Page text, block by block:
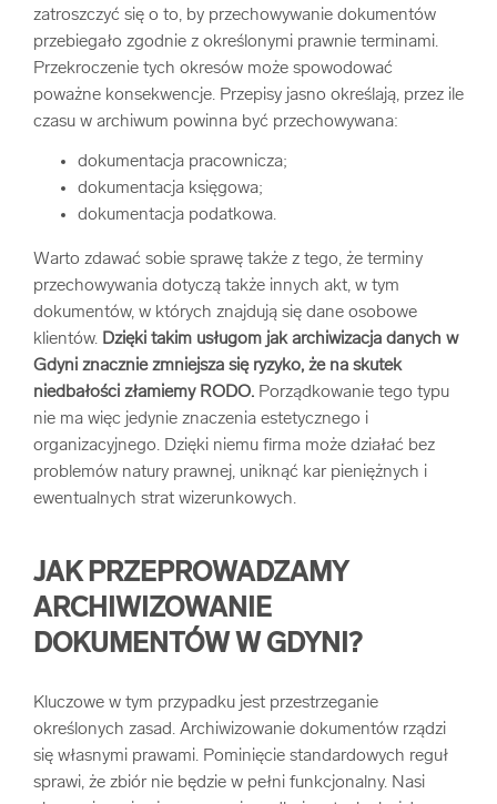
zatroszczyć się o to, by przechowywanie dokumentów
przebiegało zgodnie z określonymi prawnie terminami.
Przekroczenie tych okresów może spowodować
poważne konsekwencje. Przepisy jasno określają, przez ile
czasu w archiwum powinna być przechowywana:
dokumentacja pracownicza;
dokumentacja księgowa;
dokumentacja podatkowa.
Warto zdawać sobie sprawę także z tego, że terminy
przechowywania dotyczą także innych akt, w tym
dokumentów, w których znajdują się dane osobowe
klientów. Dzięki takim usługom jak archiwizacja danych w
Gdyni znacznie zmniejsza się ryzyko, że na skutek
niedbałości złamiemy RODO. Porządkowanie tego typu
nie ma więc jedynie znaczenia estetycznego i
organizacyjnego. Dzięki niemu firma może działać bez
problemów natury prawnej, uniknąć kar pieniężnych i
ewentualnych strat wizerunkowych.
JAK PRZEPROWADZAMY
ARCHIWIZOWANIE
DOKUMENTÓW W GDYNI?
Kluczowe w tym przypadku jest przestrzeganie
określonych zasad. Archiwizowanie dokumentów rządzi
się własnymi prawami. Pominięcie standardowych reguł
sprawi, że zbiór nie będzie w pełni funkcjonalny. Nasi